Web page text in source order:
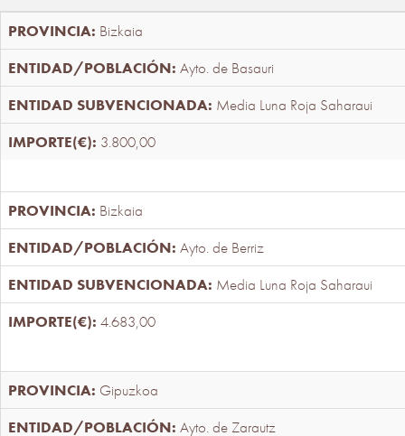
Bizkaia
Ayto. de Basauri
Media Luna Roja Saharaui
3.800,00
Bizkaia
Ayto. de Berriz
Media Luna Roja Saharaui
4.683,00
Gipuzkoa
Ayto. de Zarautz